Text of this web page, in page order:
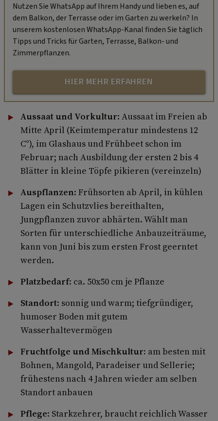
Nutzen Sie WhatsApp auf Ihrem Handy und lieben es, auf
dem Balkon, der Terrasse oder im Garten zu werkeln? In
unserem kostenlosen WhatsApp-Kanal finden Sie täglich
Tipps und Tricks für Garten, Terrasse, Balkon- und
Zimmerpflanzen.
HIER MEHR ERFAHREN
Aussaat und Vorkultur: Aussaat im Freien ab
Mitte April (Keimtemperatur mindestens 12
C°), im Glashaus und Frühbeet schon im
Februar; nach Ausbildung der ersten 2 bis 4
Blätter in kleine Töpfe pikieren (vereinzeln)
Auspflanzen: Frühsorten ab April, in kühlen
Lagen ein Schutzvlies bereithalten,
Jungpflanzen zuvor abhärten. Wählt man
Sorten für unterschiedliche Anbauzeiträume,
kann von Juni bis zum ersten Frost geerntet
werden.
Platzbedarf: ca. 50x50 cm je Pflanze
Standort: sonnig und warm; tiefgründiger,
humoser Boden mit gutem
Wasserhaltevermögen
Fruchtfolge und Mischkultur: am besten mit
Bohnen, Mangold, Paradeiser und Sellerie;
frühestens nach 4 Jahren wieder am selben
Standort anbauen
Pflege: Starkzehrer, braucht reichlich Wasser